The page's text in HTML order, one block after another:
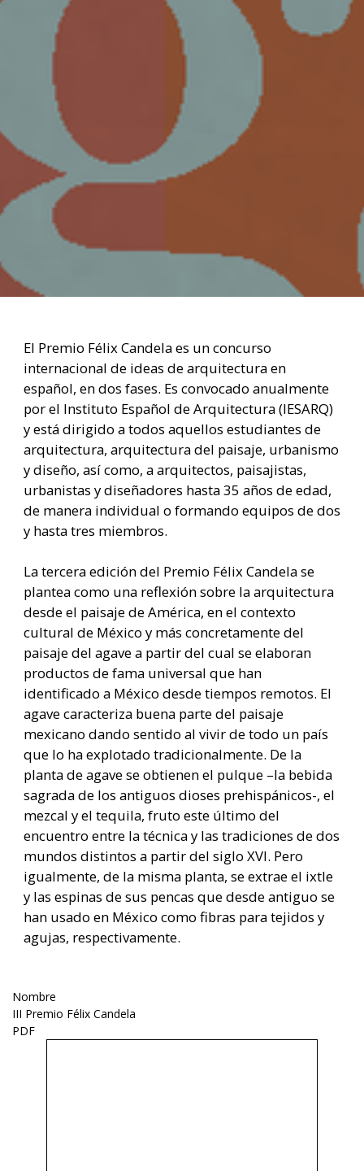
El Premio Félix Candela es un concurso
internacional de ideas de arquitectura en
español, en dos fases. Es convocado anualmente
por el Instituto Español de Arquitectura (IESARQ)
y está dirigido a todos aquellos estudiantes de
arquitectura, arquitectura del paisaje, urbanismo
y diseño, así como, a arquitectos, paisajistas,
urbanistas y diseñadores hasta 35 años de edad,
de manera individual o formando equipos de dos
y hasta tres miembros.
La tercera edición del Premio Félix Candela se
plantea como una reflexión sobre la arquitectura
desde el paisaje de América, en el contexto
cultural de México y más concretamente del
paisaje del agave a partir del cual se elaboran
productos de fama universal que han
identificado a México desde tiempos remotos. El
agave caracteriza buena parte del paisaje
mexicano dando sentido al vivir de todo un país
que lo ha explotado tradicionalmente. De la
planta de agave se obtienen el pulque –la bebida
sagrada de los antiguos dioses prehispánicos-, el
mezcal y el tequila, fruto este último del
encuentro entre la técnica y las tradiciones de dos
mundos distintos a partir del siglo XVI. Pero
igualmente, de la misma planta, se extrae el ixtle
y las espinas de sus pencas que desde antiguo se
han usado en México como fibras para tejidos y
agujas, respectivamente.
Nombre
III Premio Félix Candela
PDF